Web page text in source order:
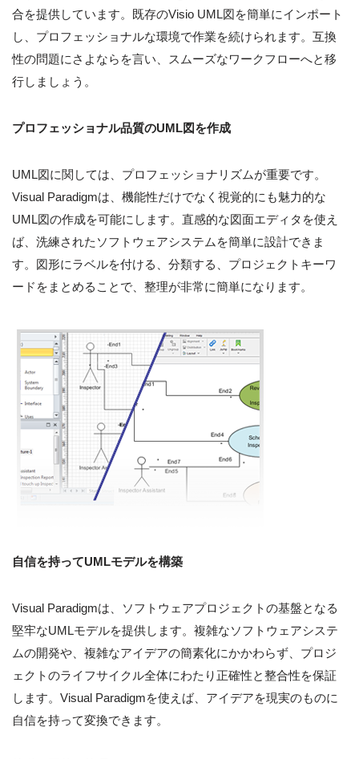
合を提供しています。既存のVisio UML図を簡単にインポート
し、プロフェッショナルな環境で作業を続けられます。互換
性の問題にさよならを言い、スムーズなワークフローへと移
行しましょう。
プロフェッショナル品質のUML図を作成
UML図に関しては、プロフェッショナリズムが重要です。
Visual Paradigmは、機能性だけでなく視覚的にも魅力的な
UML図の作成を可能にします。直感的な図面エディタを使え
ば、洗練されたソフトウェアシステムを簡単に設計できま
す。図形にラベルを付ける、分類する、プロジェクトキーワ
ードをまとめることで、整理が非常に簡単になります。
自信を持ってUMLモデルを構築
Visual Paradigmは、ソフトウェアプロジェクトの基盤となる
堅牢なUMLモデルを提供します。複雑なソフトウェアシステ
ムの開発や、複雑なアイデアの簡素化にかかわらず、プロジ
ェクトのライフサイクル全体にわたり正確性と整合性を保証
します。Visual Paradigmを使えば、アイデアを現実のものに
自信を持って変換できます。